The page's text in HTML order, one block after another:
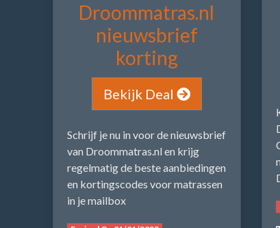
Droommatras.nl
nieuwsbrief
korting
Bekijk Deal
Schrijf je nu in voor de nieuwsbrief
van Droommatras.nl en krijg
regelmatig de beste aanbiedingen
en kortingscodes voor matrassen
in je mailbox